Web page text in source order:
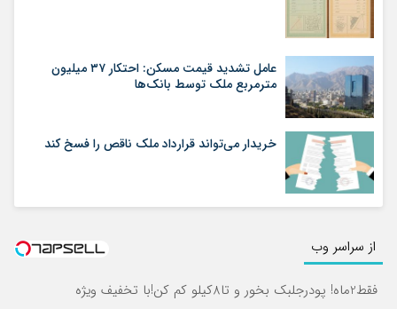
عامل تشدید قیمت مسکن: احتکار ۳۷ میلیون
مترمربع ملک توسط بانک‌ها
خریدار می‌تواند قرارداد ملک ناقص را فسخ کند
از سراسر وب
فقط2ماه! پودرجلبک بخور و تا8کیلو کم کن!با تخفیف ویژه